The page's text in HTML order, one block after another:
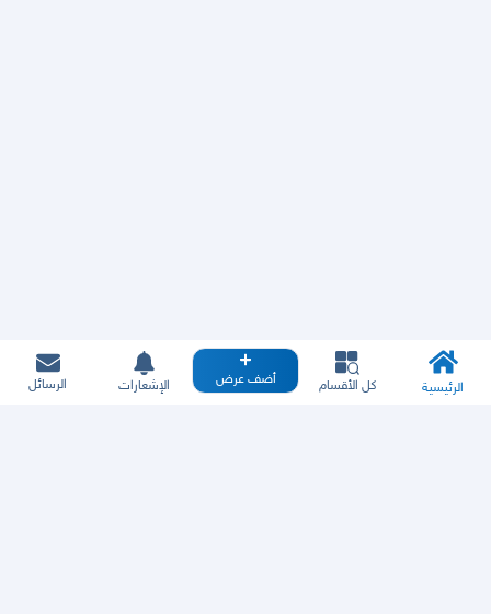
الرئيسية كل الأقسام أضف عرض الإشعارات الرسائل